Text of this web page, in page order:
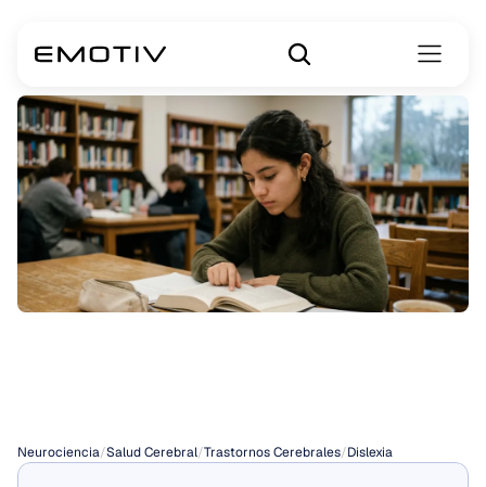
Neurociencia/Salud Cerebral/Trastornos Cerebrales/Dislexia